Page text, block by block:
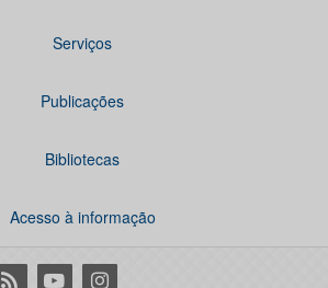
Serviços
Publicações
Bibliotecas
Acesso à informação
RSS YoutubeInstagram